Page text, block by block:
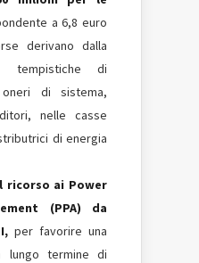
a 6,8 euro
derivano dalla
tempistiche di
di sistema,
nelle casse
di energia
ricorso ai Power
(PPA) da
per favorire una
lungo termine di